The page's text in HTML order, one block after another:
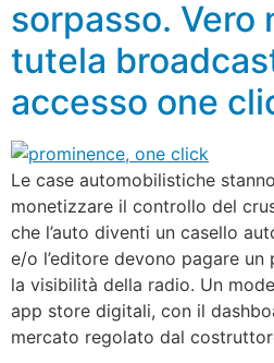
sorpasso. Vero
tutela
accesso one
Le case automobilistiche
monetizzare il controllo del
che l’auto diventi un casello
e/o l’editore devono pagare
la visibilità della radio. Un
app store digitali, con il
mercato regolato dal